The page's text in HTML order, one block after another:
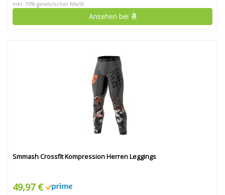
inkl. 19% gesetzlicher MwSt.
Ansehen bei
Smmash Crossfit Kompression Herren Leggings
49,97 €